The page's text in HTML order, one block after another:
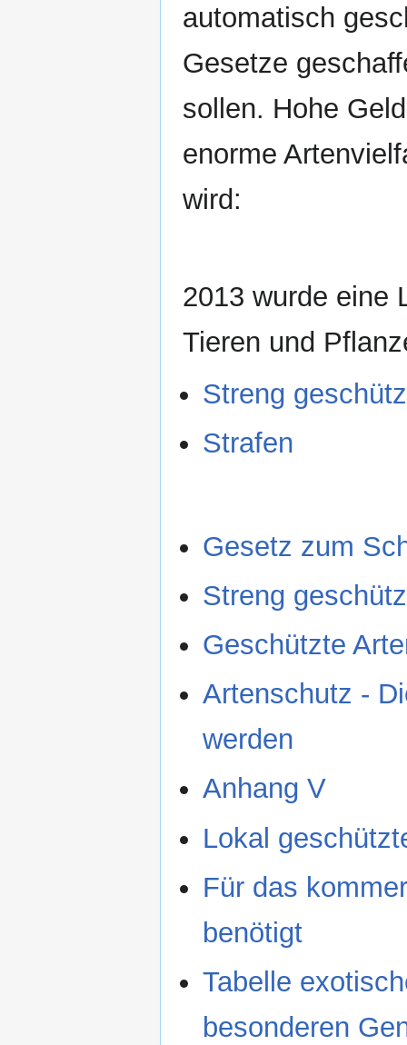
automatisch
Gesetze
sollen. Hohe
enorme
wird:
2013 wurde eine
Tieren und
Streng
Strafen
Gesetz zum
Streng
Geschützte
Artenschutz -
werden
Anhang V
Lokal
Für das
benötigt
Tabelle
besonderen